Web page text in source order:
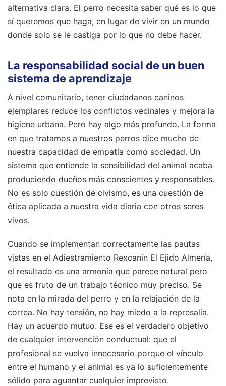
alternativa clara. El perro necesita saber qué es lo que
sí queremos que haga, en lugar de vivir en un mundo
donde solo se le castiga por lo que no debe hacer.
La responsabilidad social de un buen
sistema de aprendizaje
A nivel comunitario, tener ciudadanos caninos
ejemplares reduce los conflictos vecinales y mejora la
higiene urbana. Pero hay algo más profundo. La forma
en que tratamos a nuestros perros dice mucho de
nuestra capacidad de empatía como sociedad. Un
sistema que entiende la sensibilidad del animal acaba
produciendo dueños más conscientes y responsables.
No es solo cuestión de civismo, es una cuestión de
ética aplicada a nuestra vida diaria con otros seres
vivos.
Cuando se implementan correctamente las pautas
vistas en el Adiestramiento Rexcanin El Ejido Almería,
el resultado es una armonía que parece natural pero
que es fruto de un trabajo técnico muy preciso. Se
nota en la mirada del perro y en la relajación de la
correa. No hay tensión, no hay miedo a la represalia.
Hay un acuerdo mutuo. Ese es el verdadero objetivo
de cualquier intervención conductual: que el
profesional se vuelva innecesario porque el vínculo
entre el humano y el animal es ya lo suficientemente
sólido para aguantar cualquier imprevisto.